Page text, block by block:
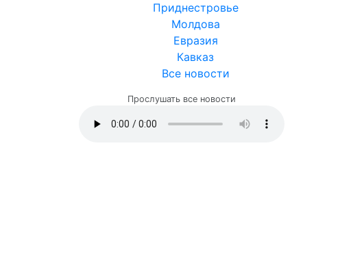
Приднестровье
Молдова
Евразия
Кавказ
Все новости
Прослушать все новости